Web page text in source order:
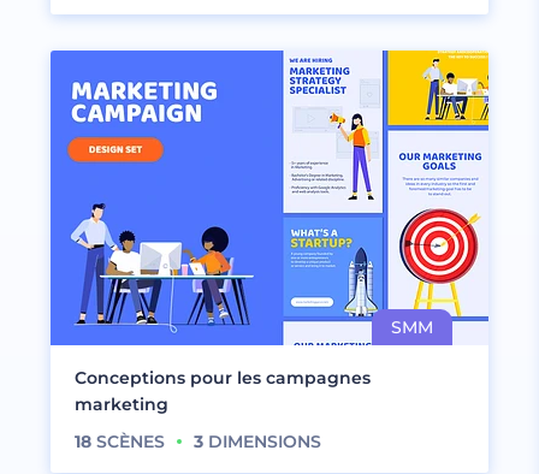
Conceptions pour les campagnes
marketing
18 SCÈNES 3 DIMENSIONS